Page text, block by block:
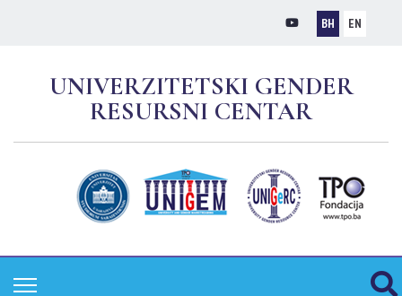
BH EN
UNIVERZITETSKI GENDER
RESURSNI CENTAR